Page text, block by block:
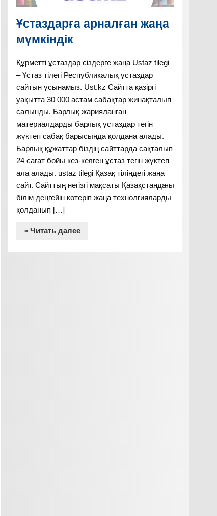
Ұстаздарға арналған жаңа
мүмкіндік
Құрметті ұстаздар сіздерге жаңа Ustaz tilegi
– Ұстаз тілегі Республикалық ұстаздар
сайтын ұсынамыз. Ust.kz Сайтта қазіргі
уақытта 30 000 астам сабақтар жинақталып
салынды. Барлық жарияланған
материалдарды барлық ұстаздар тегін
жүктеп сабақ барысында қолдана алады.
Барлық құжаттар біздің сайттарда сақталып
24 сағат бойы кез-келген ұстаз тегін жүктеп
ала алады. ustaz tilegi Қазақ тіліндегі жаңа
сайт. Сайттың негізгі мақсаты Қазақстандағы
білім деңгейін көтеріп жаңа технолгияларды
қолданып […]
» Читать далее